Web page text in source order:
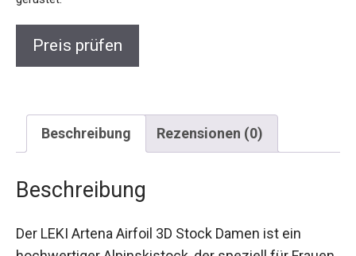
gerüstet.
Preis prüfen
Beschreibung Rezensionen (0)
Beschreibung
Der LEKI Artena Airfoil 3D Stock Damen ist ein